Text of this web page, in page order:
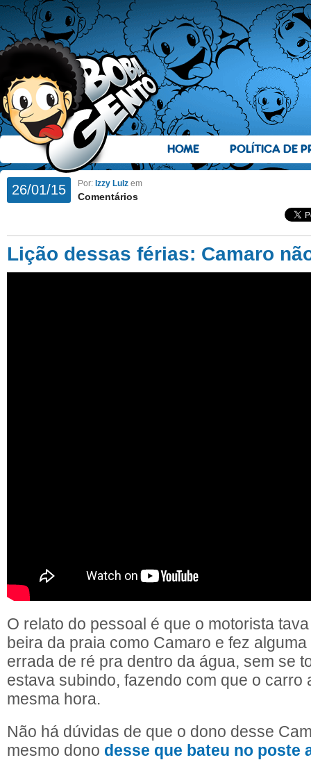
HOME POLÍTICA DE
26/01/15 Por: Izzy Lulz em
Comentários
Lição dessas férias: Camaro
O relato do pessoal é que o motorista
beira da praia como Camaro e fez
errada de ré pra dentro da água, sem se
estava subindo, fazendo com que o carro
mesma hora.
Não há dúvidas de que o dono desse
mesmo dono desse que bateu no poste